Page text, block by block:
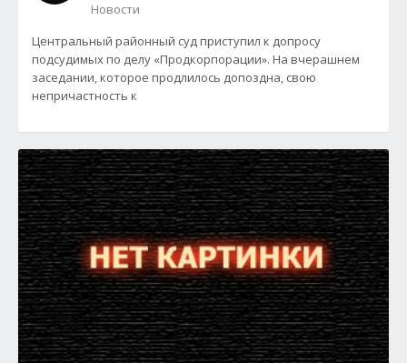
Новости
Центральный районный суд приступил к допросу
подсудимых по делу «Продкорпорации». На вчерашнем
заседании, которое продлилось допоздна, свою
непричастность к